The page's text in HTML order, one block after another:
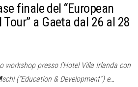
finale del “European
a Gaeta dal 26 al 28
workshop presso l’Hotel Villa Irlanda con
(“Education & Development”) e…